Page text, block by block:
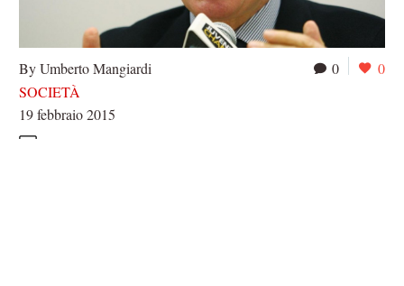
0 0
By Umberto Mangiardi
SOCIETÀ
19 febbraio 2015